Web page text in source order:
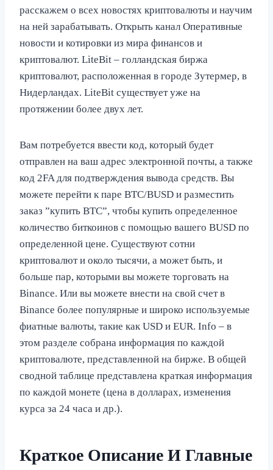
расскажем о всех новостях криптовалюты и научим
на ней зарабатывать. Открыть канал Оперативные
новости и котировки из мира финансов и
криптовалют. LiteBit – голландская биржа
криптовалют, расположенная в городе Зутермер, в
Нидерландах. LiteBit существует уже на
протяжении более двух лет.
Вам потребуется ввести код, который будет
отправлен на ваш адрес электронной почты, а также
код 2FA для подтверждения вывода средств. Вы
можете перейти к паре BTC/BUSD и разместить
заказ ”купить BTC”, чтобы купить определенное
количество биткоинов с помощью вашего BUSD по
определенной цене. Существуют сотни
криптовалют и около тысячи, а может быть, и
больше пар, которыми вы можете торговать на
Binance. Или вы можете внести на свой счет в
Binance более популярные и широко используемые
фиатные валюты, такие как USD и EUR. Info – в
этом разделе собрана информация по каждой
криптовалюте, представленной на бирже. В общей
сводной таблице представлена краткая информация
по каждой монете (цена в долларах, изменения
курса за 24 часа и др.).
Краткое Описание И Главные